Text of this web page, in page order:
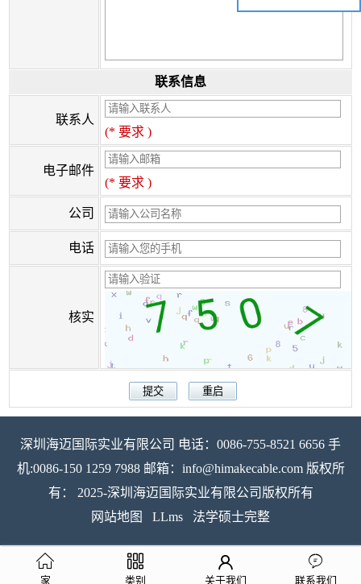
联系信息
联系人
(* 要求 )
电子邮件
(* 要求 )
公司
电话
核实
深圳海迈国际实业有限公司 电话：0086-755-8521 6656 手
机:0086-150 1259 7988 邮箱：info@himakecable.com 版权所
有： 2025-深圳海迈国际实业有限公司版权所有
网站地图
LLms 法学硕士完整
家 类别 关于我们 联系我们